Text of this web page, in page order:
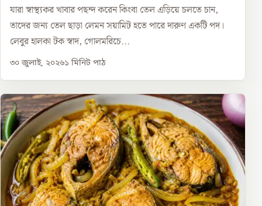
যারা স্বাস্থ্যকর খাবার পছন্দ করেন কিংবা তেল এড়িয়ে চলতে চান,
তাদের জন্য তেল ছাড়া লেমন সয়ামিট হতে পারে দারুণ একটি পদ।
লেবুর হালকা টক স্বাদ, গোলমরিচে...
৩০ জুলাই, ২০২৬১ মিনিট পাঠ